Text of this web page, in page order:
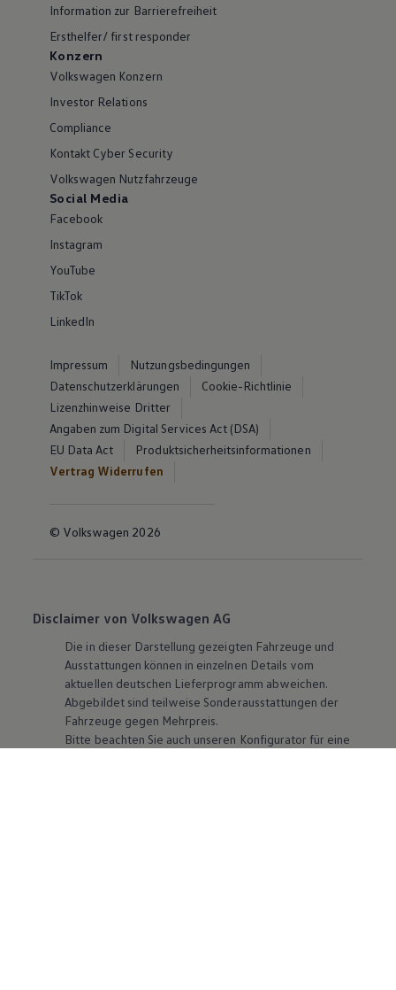
Information zur Barrierefreiheit
Ersthelfer/ first responder
Konzern
Volkswagen Konzern
Investor Relations
Compliance
Kontakt Cyber Security
Volkswagen Nutzfahrzeuge
Social Media
Facebook
Instagram
YouTube
TikTok
LinkedIn
Impressum
Nutzungsbedingungen
Datenschutzerklärungen
Cookie-Richtlinie
Lizenzhinweise Dritter
Angaben zum Digital Services Act (DSA)
EU Data Act
Produktsicherheitsinformationen
Vertrag Widerrufen
© Volkswagen 2026
Disclaimer von Volkswagen AG
Die in dieser Darstellung gezeigten Fahrzeuge und
Ausstattungen können in einzelnen Details vom
aktuellen deutschen Lieferprogramm abweichen.
Abgebildet sind teilweise Sonderausstattungen der
Fahrzeuge gegen Mehrpreis.
Bitte beachten Sie auch unseren Konfigurator für eine